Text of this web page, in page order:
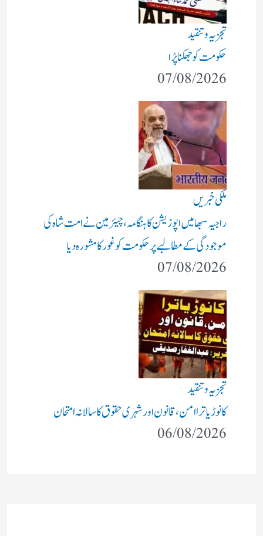
تجزیہ و تنقید
حکومت کو جھکنا پڑا
07/08/2026
ملکی خبریں
راجیہ سبھا میں اپوزیشن کا ہنگامہ، چیئرمین نے امت شاہ کی
موجودگی کے مطالبے پر حکومت کو غور کا مشورہ دیا
07/08/2026
تجزیہ و تنقید
کانوڑ یاترا امن،قانون اور شہری حقوق کا سالانہ امتحان
06/08/2026